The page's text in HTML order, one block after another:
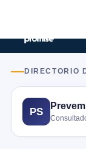
DIRECTORIO
PS